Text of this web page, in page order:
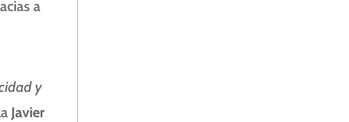
a
y
Javier